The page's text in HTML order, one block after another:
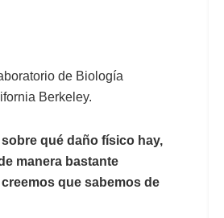
de Biología
Berkeley.
qué daño físico hay,
manera bastante
que sabemos de